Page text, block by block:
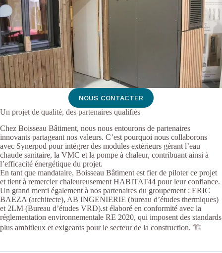
NOUS CONTACTER
Un projet de qualité, des partenaires qualifiés
Chez Boisseau Bâtiment, nous nous entourons de partenaires
innovants partageant nos valeurs. C’est pourquoi nous collaborons
avec Synerpod pour intégrer des modules extérieurs gérant l’eau
chaude sanitaire, la VMC et la pompe à chaleur, contribuant ainsi à
l’efficacité énergétique du projet.
En tant que mandataire, Boisseau Bâtiment est fier de piloter ce projet
et tient à remercier chaleureusement HABITAT44 pour leur confiance.
Un grand merci également à nos partenaires du groupement : ERIC
BAEZA (architecte), AB INGENIERIE (bureau d’études thermiques)
et 2LM (Bureau d’études VRD).st élaboré en conformité avec la
réglementation environnementale RE 2020, qui imposent des standards
plus ambitieux et exigeants pour le secteur de la construction. 🏗️